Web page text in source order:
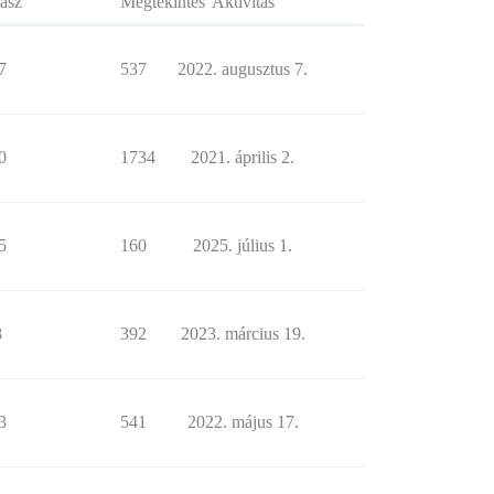
537 2022. augusztus 7.
1734 2021. április 2.
160 2025. július 1.
392 2023. március 19.
541 2022. május 17.